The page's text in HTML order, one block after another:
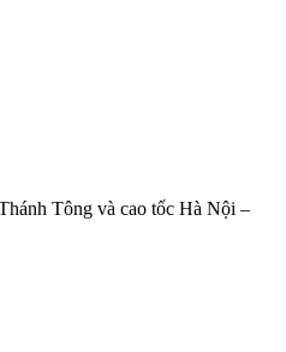
Tông và cao tốc Hà Nội –